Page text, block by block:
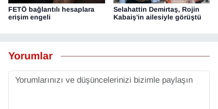
FETÖ bağlantılı hesaplara
erişim engeli
Selahattin Demirtaş, Rojin
Kabaiş'in ailesiyle görüştü
Yorumlar